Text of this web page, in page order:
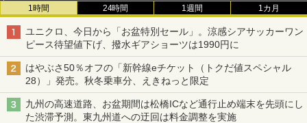
1時間 24時間 1週間 1カ月
ユニクロ、今日から「お盆特別セール」。涼感シアサッカーワン
ピース待望値下げ、撥水ギアショーツは1990円に
はやぶさ50％オフの「新幹線eチケット（トクだ値スペシャル
28）」発売。秋冬乗車分、えきねっと限定
九州の高速道路、お盆期間は松橋ICなど通行止め端末を先頭にし
た渋滞予測。東九州道への迂回は料金調整を実施